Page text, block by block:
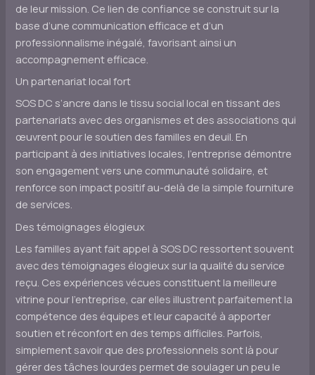
de leur mission. Ce lien de confiance se construit sur la
base d’une communication efficace et d’un
professionnalisme inégalé, favorisant ainsi un
accompagnement efficace.
Un partenariat local fort
SOS DC s’ancre dans le tissu social local en tissant des
partenariats avec des organismes et des associations qui
œuvrent pour le soutien des familles en deuil. En
participant à des initiatives locales, l’entreprise démontre
son engagement vers une communauté solidaire, et
renforce son impact positif au-delà de la simple fourniture
de services.
Des témoignages élogieux
Les familles ayant fait appel à SOS DC ressortent souvent
avec des témoignages élogieux sur la qualité du service
reçu. Ces expériences vécues constituent la meilleure
vitrine pour l’entreprise, car elles illustrent parfaitement la
compétence des équipes et leur capacité à apporter
soutien et réconfort en des temps difficiles. Parfois,
simplement savoir que des professionnels sont là pour
gérer des tâches lourdes permet de soulager un peu le